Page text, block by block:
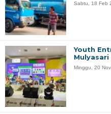
Sabtu, 18 Feb
Youth
Minggu, 20